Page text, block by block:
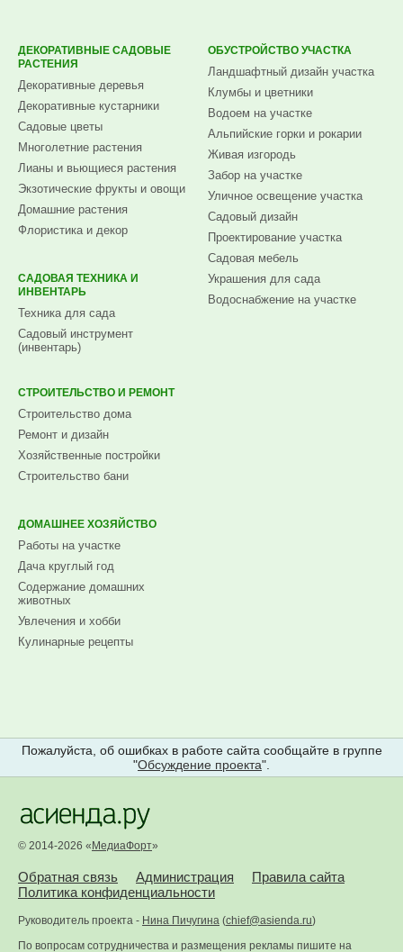
ДЕКОРАТИВНЫЕ САДОВЫЕ
РАСТЕНИЯ
Декоративные деревья
Декоративные кустарники
Садовые цветы
Многолетние растения
Лианы и вьющиеся растения
Экзотические фрукты и овощи
Домашние растения
Флористика и декор
САДОВАЯ ТЕХНИКА И
ИНВЕНТАРЬ
Техника для сада
Садовый инструмент
(инвентарь)
ОБУСТРОЙСТВО УЧАСТКА
Ландшафтный дизайн участка
Клумбы и цветники
Водоем на участке
Альпийские горки и рокарии
Живая изгородь
Забор на участке
Уличное освещение участка
Садовый дизайн
Проектирование участка
Садовая мебель
Украшения для сада
Водоснабжение на участке
СТРОИТЕЛЬСТВО И РЕМОНТ
Строительство дома
Ремонт и дизайн
Хозяйственные постройки
Строительство бани
ДОМАШНЕЕ ХОЗЯЙСТВО
Работы на участке
Дача круглый год
Содержание домашних
животных
Увлечения и хобби
Кулинарные рецепты
Пожалуйста, об ошибках в работе сайта сообщайте в группе
"Обсуждение проекта".
© 2014-2026 «МедиаФорт»
Обратная связь Администрация
Правила сайта
Политика конфиденциальности
Руководитель проекта - Нина Пичугина (chief@asienda.ru)
По вопросам сотрудничества и размещения рекламы пишите на